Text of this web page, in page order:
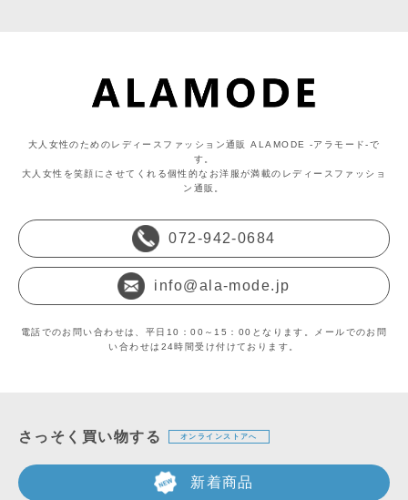
大人女性のためのレディースファッション通販 ALAMODE -アラモード-で
す。
大人女性を笑顔にさせてくれる個性的なお洋服が満載のレディースファッショ
ン通販。
072-942-0684
info@ala-mode.jp
電話でのお問い合わせは、平日10：00～15：00となります。メールでのお問
い合わせは24時間受け付けております。
さっそく買い物する オンラインストアへ
新着商品